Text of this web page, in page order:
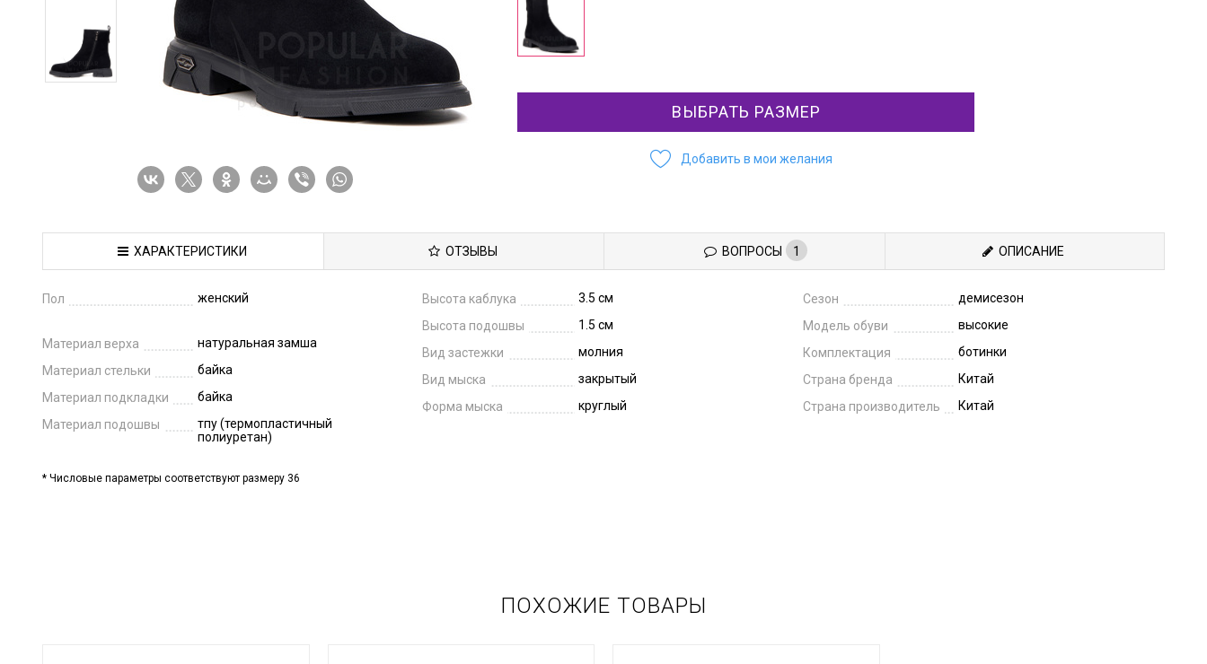
ВЫБРАТЬ РАЗМЕР
Добавить в мои желания
ХАРАКТЕРИСТИКИ ОТЗЫВЫ ВОПРОСЫ 1 ОПИСАНИЕ
Пол женский
Материал верха
натуральная замша
Материал стельки
байка
Материал подкладки
байка
Материал подошвы
тпу (термопластичный
полиуретан)
Высота каблука
3.5 см
Высота подошвы
1.5 см
Вид застежки
молния
Вид мыска
закрытый
Форма мыска
круглый
Сезон
демисезон
Модель обуви
высокие
Комплектация
ботинки
Страна бренда
Китай
Страна производитель
Китай
* Числовые параметры соответствуют размеру 36
ПОХОЖИЕ ТОВАРЫ